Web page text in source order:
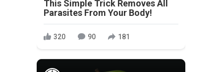
This Simple Trick Removes All
Parasites From Your Body!
320 90 181